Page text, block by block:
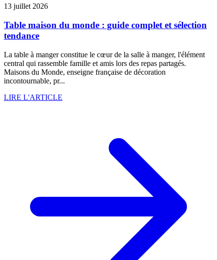
13 juillet 2026
Table maison du monde : guide complet et sélection
tendance
La table à manger constitue le cœur de la salle à manger, l'élément
central qui rassemble famille et amis lors des repas partagés.
Maisons du Monde, enseigne française de décoration
incontournable, pr...
LIRE L'ARTICLE